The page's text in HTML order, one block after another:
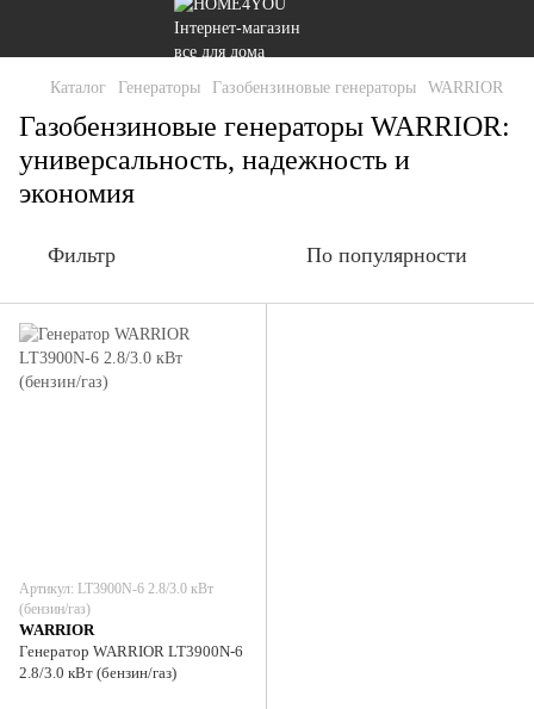
Каталог Генераторы Газобензиновые генераторы WARRIOR
Газобензиновые генераторы WARRIOR:
универсальность, надежность и
экономия
Фильтр По популярности
Артикул: LT3900N-6 2.8/3.0 кВт
(бензин/газ)
WARRIOR
Генератор WARRIOR LT3900N-6
2.8/3.0 кВт (бензин/газ)